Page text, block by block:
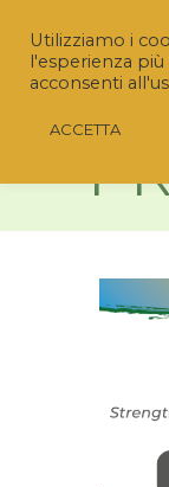
Utilizziamo i
l'esperienza
acconsenti
ACCETTA